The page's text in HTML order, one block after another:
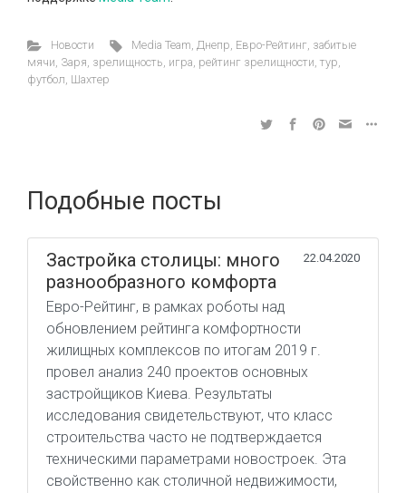
Новости Media Team,Днепр, Евро-Рейтинг, забитые
мячи, Заря, зрелищность, игра, рейтинг зрелищности, тур,
футбол, Шахтер
Подобные посты
Застройка столицы: много
разнообразного комфорта
22.04.2020
Евро-Рейтинг, в рамках роботы над
обновлением рейтинга комфортности
жилищных комплексов по итогам 2019 г.
провел анализ 240 проектов основных
застройщиков Киева. Результаты
исследования свидетельствуют, что класс
строительства часто не подтверждается
техническими параметрами новостроек. Эта
свойственно как столичной недвижимости,